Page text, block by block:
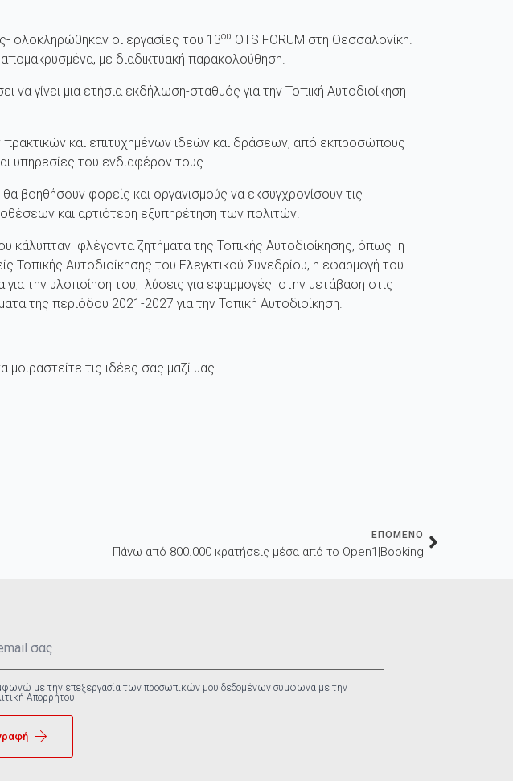
ολοκληρώθηκαν οι εργασίες του 13ου OTS FORUM στη Θεσσαλονίκη.
με διαδικτυακή παρακολούθηση.
γίνει μια ετήσια εκδήλωση-σταθμός για την Τοπική Αυτοδιοίκηση
και επιτυχημένων ιδεών και δράσεων, από εκπροσώπους
υπηρεσίες του ενδιαφέρον τους.
βοηθήσουν φορείς και οργανισμούς να εκσυγχρονίσουν τις
και αρτιότερη εξυπηρέτηση των πολιτών.
κάλυπταν φλέγοντα ζητήματα της Τοπικής Αυτοδιοίκησης, όπως η
Αυτοδιοίκησης του Ελεγκτικού Συνεδρίου, η εφαρμογή του
για την υλοποίηση του, λύσεις για εφαρμογές στην μετάβαση στις
της περιόδου 2021-2027 για την Τοπική Αυτοδιοίκηση.
τις ιδέες σας μαζί μας.
ΕΠΟΜΕΝΟ
Πάνω από 800.000 κρατήσεις μέσα από το Open1|Booking
με την επεξεργασία των προσωπικών μου δεδομένων σύμφωνα με την
Απορρήτου